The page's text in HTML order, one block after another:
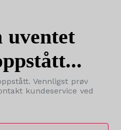
uventet
Vennligst prøv
kundeservice ved